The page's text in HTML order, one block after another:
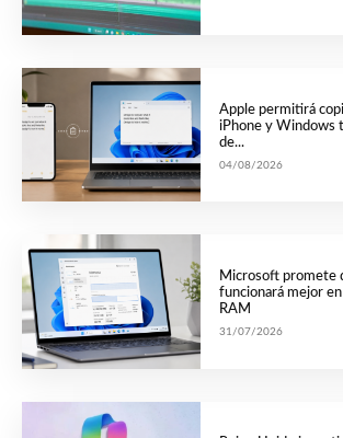
Apple permitirá
iPhone y Windows
de...
04/08/2026
Microsoft promete
funcionará mejor
RAM
31/07/2026